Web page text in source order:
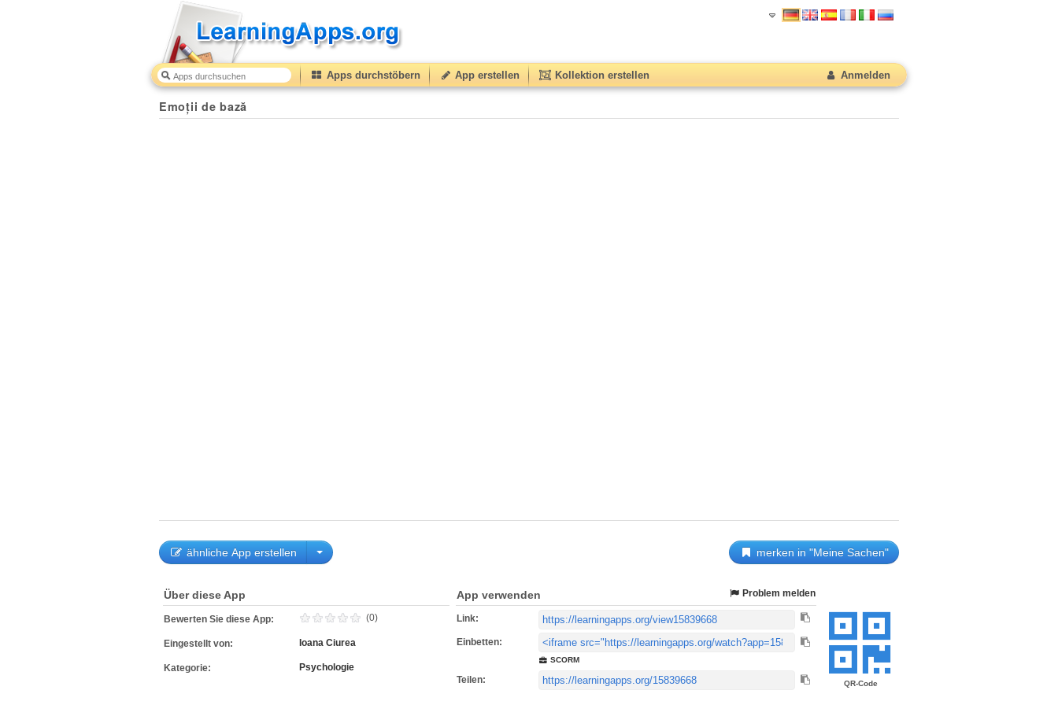
Apps durchstöbern App erstellen Kollektion erstellen Anmelden
Emoții de bază
ähnliche App erstellen merken in "Meine Sachen"
QR-Code
Über diese App
Bewerten Sie diese App: (0)
Eingestellt von: Ioana Ciurea
Kategorie: Psychologie
App verwenden Problem melden
Link:
Einbetten:
SCORM
Teilen: